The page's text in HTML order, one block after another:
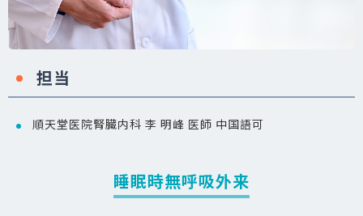
担当
順天堂医院腎臓内科 李 明峰 医師 中国語可
睡眠時無呼吸外来